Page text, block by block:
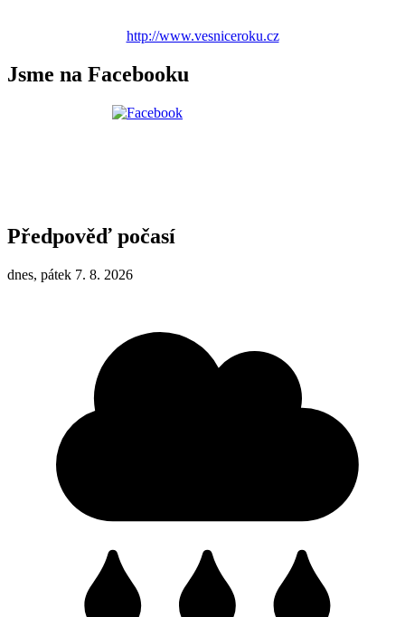
http://www.vesniceroku.cz
Jsme na Facebooku
Předpověď počasí
dnes, pátek 7. 8. 2026